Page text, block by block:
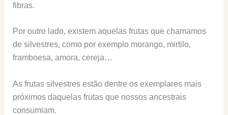
fibras.
Por outro lado, existem aquelas frutas que chamamos
de silvestres, como por exemplo morango, mirtilo,
framboesa, amora, cereja…
As frutas silvestres estão dentre os exemplares mais
próximos daquelas frutas que nossos ancestrais
consumiam.